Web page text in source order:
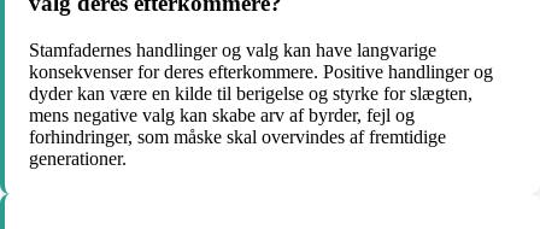
Stamfadernes handlinger og valg kan have langvarige
konsekvenser for deres efterkommere. Positive handlinger og
dyder kan være en kilde til berigelse og styrke for slægten,
mens negative valg kan skabe arv af byrder, fejl og
forhindringer, som måske skal overvindes af fremtidige
generationer.